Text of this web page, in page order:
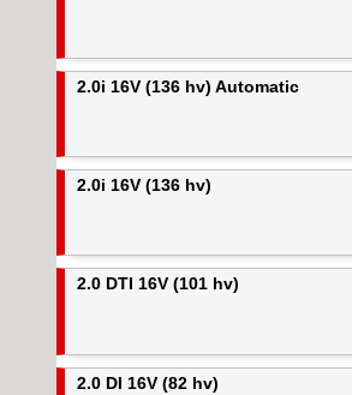
2.0i 16V (136 hv) Automatic
2.0i 16V (136 hv)
2.0 DTI 16V (101 hv)
2.0 DI 16V (82 hv)